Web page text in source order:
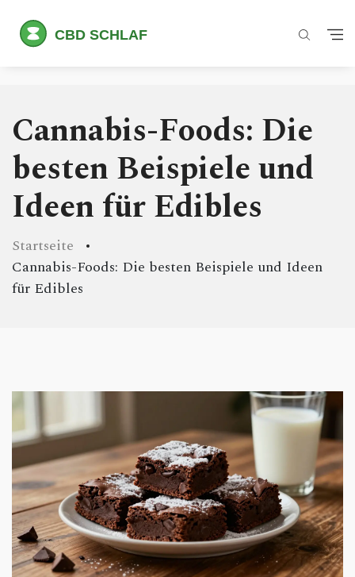
Cannabis-Foods: Die
besten Beispiele und
Ideen für Edibles
Startseite
Cannabis-Foods: Die besten Beispiele und Ideen
für Edibles